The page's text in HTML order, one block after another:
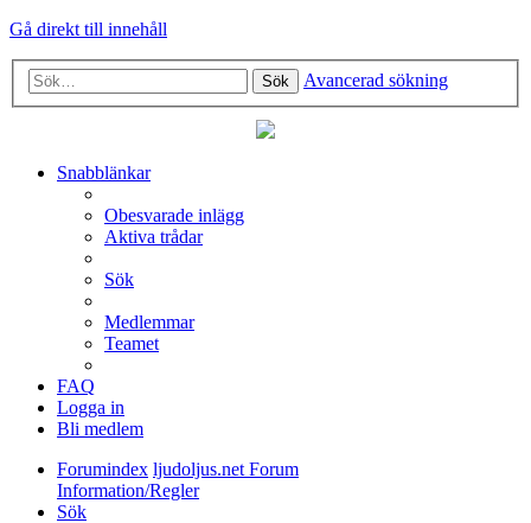
Gå direkt till innehåll
Sök Avancerad sökning
Snabblänkar
Obesvarade inlägg
Aktiva trådar
Sök
Medlemmar
Teamet
FAQ
Logga in
Bli medlem
Forumindex ljudoljus.net Forum
Information/Regler
Sök